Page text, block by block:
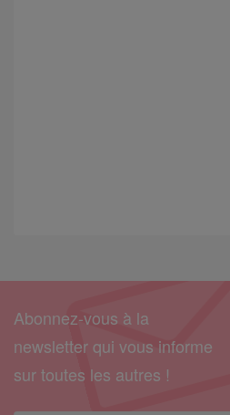
Abonnez-vous à la
newsletter qui vous informe
sur toutes les autres !